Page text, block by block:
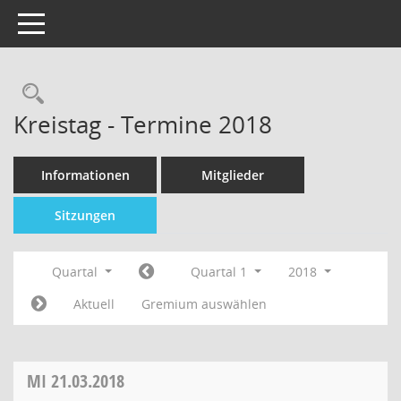
Toggle navigation
Kreistag - Termine 2018
Informationen Mitglieder
Sitzungen
Quartal Quartal 1
2018
Aktuell
Gremium auswählen
MI 21.03.2018